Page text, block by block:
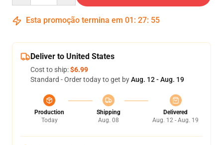
Esta promoção termina em 01 : 27: 54
Deliver to United States
Cost to ship:$6.99
Standard - Order today to get byAug. 12 - Aug. 19
Production
Today
Shipping
Aug. 08
Delivered
Aug. 12 - Aug. 19